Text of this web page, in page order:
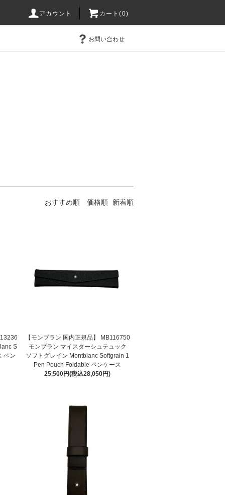
アカウント カート(0)
お問い合わせ
おすすめ順 価格順 新着順
S
ペン
【モンブラン 国内正規品】 MB116750
モンブラン マイスターシュテュック
ソフトグレイン Montblanc Softgrain 1
Pen Pouch Foldable ペンケース
25,500円(税込28,050円)